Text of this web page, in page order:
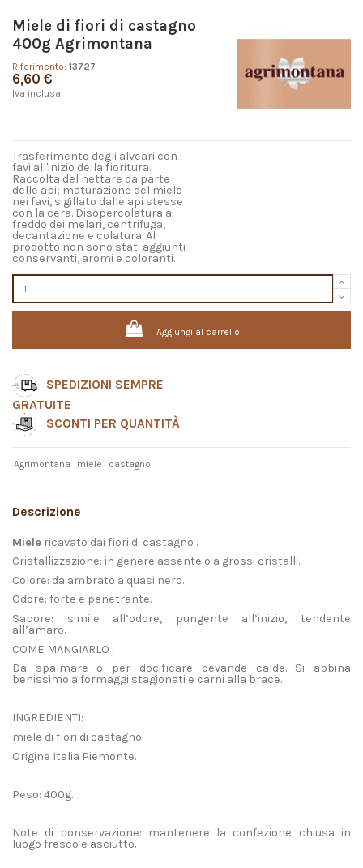
Miele di fiori di castagno
400g Agrimontana
Riferimento: 13727
6,60 €
Iva inclusa
Trasferimento degli alveari con i
favi all'inizio della fioritura.
Raccolta del nettare da parte
delle api; maturazione del miele
nei favi, sigillato dalle api stesse
con la cera. Disopercolatura a
freddo dei melari, centrifuga,
decantazione e colatura. Al
prodotto non sono stati aggiunti
conservanti, aromi e coloranti.
Aggiungi al carrello
SPEDIZIONI SEMPRE
GRATUITE
SCONTI PER QUANTITÀ
Agrimontana miele castagno
Descrizione
Miele ricavato dai fiori di castagno .
Cristallizzazione: in genere assente o a grossi cristalli.
Colore: da ambrato a quasi nero.
Odore: forte e penetrante.
Sapore: simile all’odore, pungente all’inizio, tendente
all’amaro.
COME MANGIARLO :
Da spalmare o per docificare bevande calde. Si abbina
benissimo a formaggi stagionati e carni alla brace.
INGREDIENTI:
miele di fiori di castagno.
Origine Italia Piemonte.
Peso: 400g.
Note di conservazione: mantenere la confezione chiusa in
luogo fresco e asciutto.